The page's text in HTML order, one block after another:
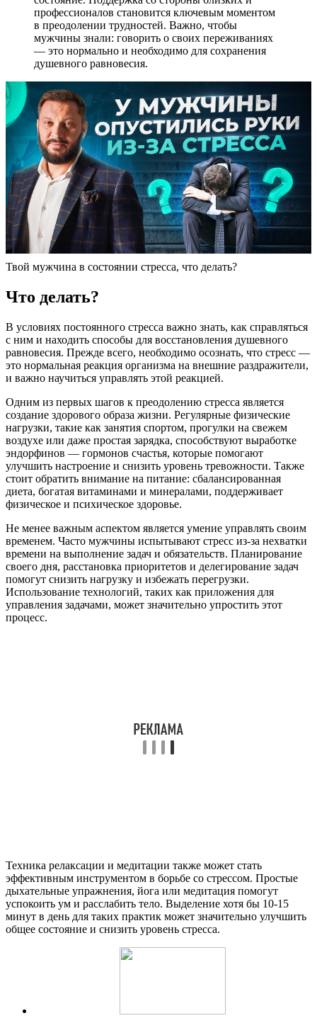
профессионалов становится ключевым моментом
в преодолении трудностей. Важно, чтобы
мужчины знали: говорить о своих переживаниях
— это нормально и необходимо для сохранения
душевного равновесия.
Твой мужчина в состоянии стресса, что делать?
Что делать?
В условиях постоянного стресса важно знать, как справляться
с ним и находить способы для восстановления душевного
равновесия. Прежде всего, необходимо осознать, что стресс —
это нормальная реакция организма на внешние раздражители,
и важно научиться управлять этой реакцией.
Одним из первых шагов к преодолению стресса является
создание здорового образа жизни. Регулярные физические
нагрузки, такие как занятия спортом, прогулки на свежем
воздухе или даже простая зарядка, способствуют выработке
эндорфинов — гормонов счастья, которые помогают
улучшить настроение и снизить уровень тревожности. Также
стоит обратить внимание на питание: сбалансированная
диета, богатая витаминами и минералами, поддерживает
физическое и психическое здоровье.
Не менее важным аспектом является умение управлять своим
временем. Часто мужчины испытывают стресс из-за нехватки
времени на выполнение задач и обязательств. Планирование
своего дня, расстановка приоритетов и делегирование задач
помогут снизить нагрузку и избежать перегрузки.
Использование технологий, таких как приложения для
управления задачами, может значительно упростить этот
процесс.
Техника релаксации и медитации также может стать
эффективным инструментом в борьбе со стрессом. Простые
дыхательные упражнения, йога или медитация помогут
успокоить ум и расслабить тело. Выделение хотя бы 10-15
минут в день для таких практик может значительно улучшить
общее состояние и снизить уровень стресса.